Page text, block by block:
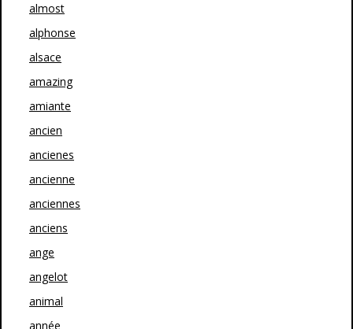
almost
alphonse
alsace
amazing
amiante
ancien
ancienes
ancienne
anciennes
anciens
ange
angelot
animal
année